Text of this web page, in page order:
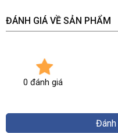
ĐÁNH GIÁ VỀ SẢN PHẨM
0 đánh giá